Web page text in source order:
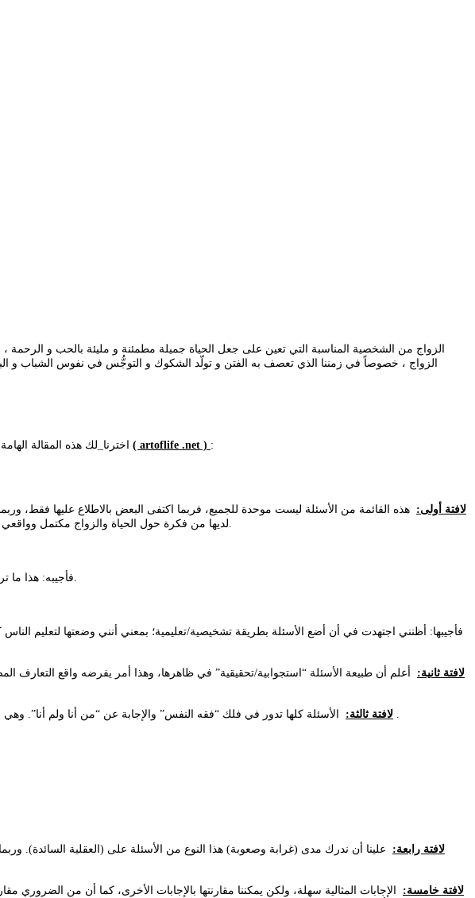
الزواج من الشخصية المناسبة التي تعين على جعل الحياة جميلة مطمئنة و مليئة بالحب و
الزواج ، خصوصاً في زمننا الذي تعصف به الفتن و تولّد الشكوك و التوجُّس في نفوس الشباب و
( artoflife .net ) :
لافتة أولى: هذه القائمة من الأسئلة ليست موحدة للجميع، فربما اكتفى البعض بالاطلاع عليها فقط،
لديها من فكرة حول الحياة والزواج مكتمل وواقعي لمطابقته لما في هذه القائمة، وربما استيقظ البعض ليرى/لترى أن الأمر ليس مجرد “رومانسية” عابرة، بل هي أشد وأعمق من ذلك.
فأجيبه: هذا ما تراه أنت، أما ما أراه أنا وما عاينته من حالات المشكلات الأسرية والانفصال النفسي والطلاق ومشكلات التربية فإنها تدل على غير ذلك.
فأجيبها: أظنني اجتهدت في أن أضع الأسئلة بطريقة تشخيصية/تعليمية؛ بمعني أنني وضعتها لتعليم
لافتة ثانية: أعلم أن طبيعة الأسئلة “استجوابية/تحقيقية” في ظاهرها، وهذا أمر يفرضه واقع
لافتة ثالثة: الأسئلة كلها تدور في فلك “فقه النفس” والإجابة عن “من أنا ولم أنا”. وهي موجهة للنفس أولا قبل الآخر. والترتيب مقصود. وليس بالضرورة أن تطرح الأسئلة كلها، ولا أن يتم التفصيل في إجاباتها في أول لقاء .
لافتة رابعة: علينا أن ندرك مدى (غرابة وصعوبة) هذا النوع من الأسئلة على (العقلية السائدة).
لافتة خامسة: الإجابات المثالية سهلة، ولكن يمكننا مقارنتها بالإجابات الأخرى، كما أن من الضروري